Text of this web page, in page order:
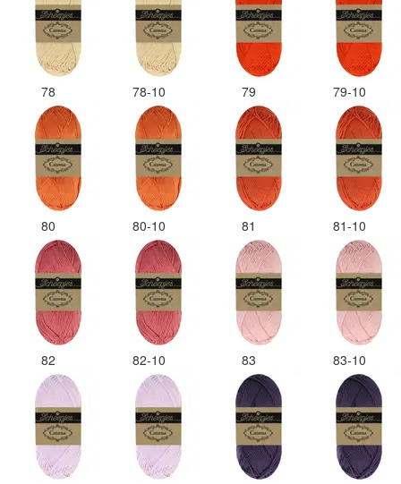
78 78-10 79 79-10
80 80-10 81 81-10
82 82-10 83 83-10